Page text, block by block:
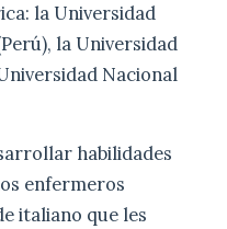
la Universidad
la Universidad
Nacional
habilidades
enfermeros
italiano que les